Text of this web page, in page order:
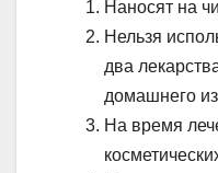
Наносят на
Нельзя
два
домашнего
На время